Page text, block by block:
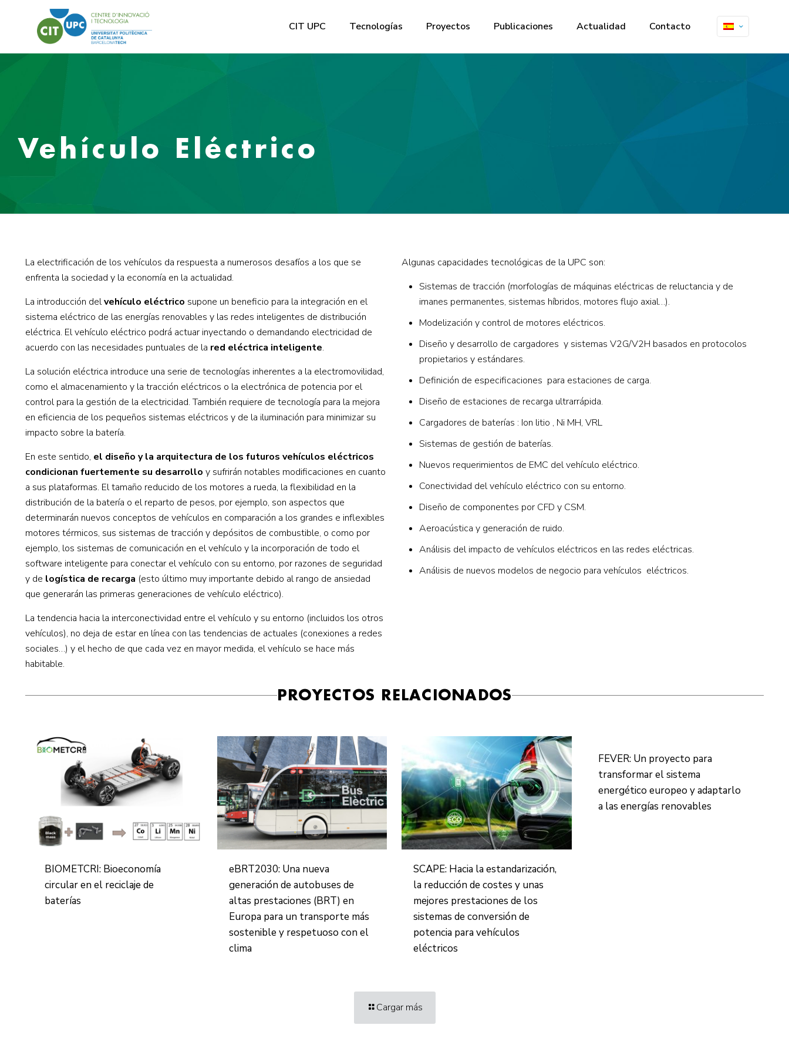
CIT UPC Tecnologías Proyectos Publicaciones Actualidad Contacto
Vehículo Eléctrico
La electrificación de los vehículos da respuesta a numerosos desafíos a los que se
enfrenta la sociedad y la economía en la actualidad.
La introducción delvehículo eléctrico supone un beneficio para la integración en el
sistema eléctrico de las energías renovables y las redes inteligentes de distribución
eléctrica. El vehículo eléctrico podrá actuar inyectando o demandando electricidad de
acuerdo con las necesidades puntuales de la red eléctrica inteligente.
La solución eléctrica introduce una serie de tecnologías inherentes a la electromovilidad,
como el almacenamiento y la tracción eléctricos o la electrónica de potencia por el
control para la gestión de la electricidad. También requiere de tecnología para la mejora
en eficiencia de los pequeños sistemas eléctricos y de la iluminación para minimizar su
impacto sobre la batería.
En este sentido, el diseño y la arquitectura de los futuros vehículos eléctricos
condicionan fuertemente su desarrollo y sufrirán notables modificaciones en cuanto
a sus plataformas. El tamaño reducido de los motores a rueda, la flexibilidad en la
distribución de la batería o el reparto de pesos, por ejemplo, son aspectos que
determinarán nuevos conceptos de vehículos en comparación a los grandes e inflexibles
motores térmicos, sus sistemas de tracción y depósitos de combustible, o como por
ejemplo, los sistemas de comunicación en el vehículo y la incorporación de todo el
software inteligente para conectar el vehículo con su entorno, por razones de seguridad
y de logística de recarga (esto último muy importante debido al rango de ansiedad
que generarán las primeras generaciones de vehículo eléctrico).
La tendencia hacia la interconectividad entre el vehículo y su entorno (incluidos los otros
vehículos), no deja de estar en línea con las tendencias de actuales (conexiones a redes
sociales…) y el hecho de que cada vez en mayor medida, el vehículo se hace más
habitable.
Algunas capacidades tecnológicas de la UPC son:
Sistemas de tracción (morfologías de máquinas eléctricas de reluctancia y de
imanes permanentes, sistemas híbridos, motores flujo axial…).
Modelización y control de motores eléctricos.
Diseño y desarrollo de cargadores y sistemas V2G/V2H basados en protocolos
propietarios y estándares.
Definición de especificaciones para estaciones de carga.
Diseño de estaciones de recarga ultrarrápida.
Cargadores de baterías : Ion litio , Ni MH, VRL
Sistemas de gestión de baterías.
Nuevos requerimientos de EMC del vehículo eléctrico.
Conectividad del vehículo eléctrico con su entorno.
Diseño de componentes por CFD y CSM.
Aeroacústica y generación de ruido.
Análisis del impacto de vehículos eléctricos en las redes eléctricas.
Análisis de nuevos modelos de negocio para vehículos eléctricos.
PROYECTOS RELACIONADOS
BIOMETCRI: Bioeconomía
circular en el reciclaje de
baterías
eBRT2030: Una nueva
generación de autobuses de
altas prestaciones (BRT) en
Europa para un transporte más
sostenible y respetuoso con el
clima
SCAPE: Hacia la estandarización,
la reducción de costes y unas
mejores prestaciones de los
sistemas de conversión de
potencia para vehículos
eléctricos
FEVER: Un proyecto para
transformar el sistema
energético europeo y adaptarlo
a las energías renovables
Cargar más